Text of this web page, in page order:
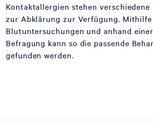
Kontaktallergien stehen verschiedene
zur Abklärung zur Verfügung.
Blutuntersuchungen und anhand
Befragung kann so die passende
gefunden werden.